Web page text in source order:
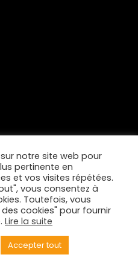
une marque déposée
1 – 4950 Faymonville
notre site web pour
pertinente en
et vos visites répétées.
vous consentez à
Toutefois, vous
cookies" pour fournir
Lire la suite
Accepter tout